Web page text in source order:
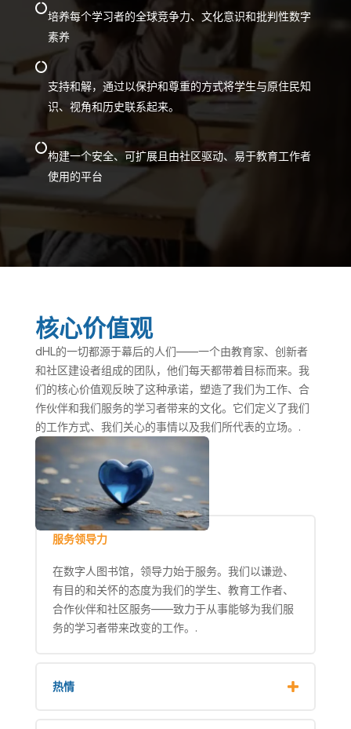

培养每个学习者的全球竞争力、文化意识和批判性数字
素养

支持和解，通过以保护和尊重的方式将学生与原住民知
识、视角和历史联系起来。

构建一个安全、可扩展且由社区驱动、易于教育工作者
使用的平台
核心价值观
dHL的一切都源于幕后的人们——一个由教育家、创新者
和社区建设者组成的团队，他们每天都带着目标而来。我
们的核心价值观反映了这种承诺，塑造了我们为工作、合
作伙伴和我们服务的学习者带来的文化。它们定义了我们
的工作方式、我们关心的事情以及我们所代表的立场。.
服务领导力
在数字人图书馆，领导力始于服务。我们以谦逊、
有目的和关怀的态度为我们的学生、教育工作者、
合作伙伴和社区服务——致力于从事能够为我们服
务的学习者带来改变的工作。.
热情